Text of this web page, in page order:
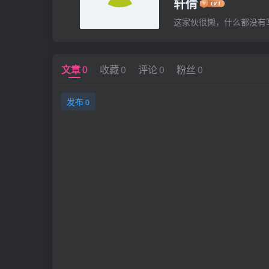
这家伙很懒，什么都没有
文章0 收藏0 评论0 粉丝 0
发布0